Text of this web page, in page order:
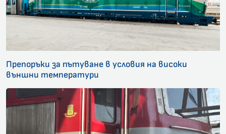
Препоръки за пътуване в условия на високи
външни температури